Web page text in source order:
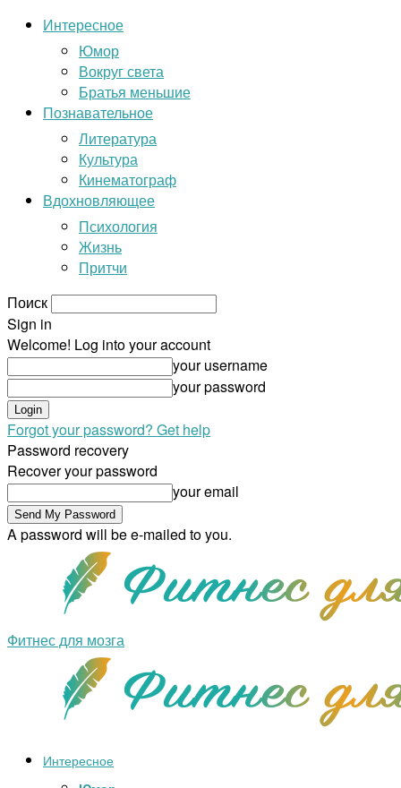
Интересное
Юмор
Вокруг света
Братья меньшие
Познавательное
Литература
Культура
Кинематограф
Вдохновляющее
Психология
Жизнь
Притчи
Поиск
Sign in
Welcome! Log into your account
your username
your password
Forgot your password? Get help
Password recovery
Recover your password
your email
A password will be e-mailed to you.
Фитнес для мозга
Интересное